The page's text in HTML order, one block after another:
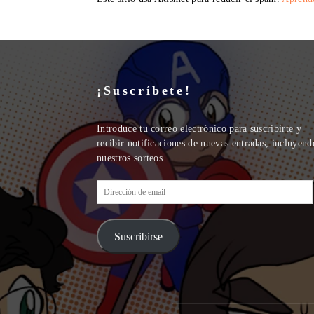
¡Suscríbete!
Introduce tu correo electrónico para suscribirte y
recibir notificaciones de nuevas entradas,
nuestros sorteos.
Dirección
de
email
Suscribirse